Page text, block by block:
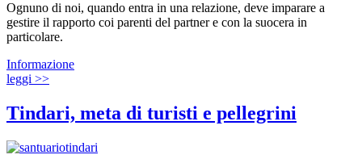
Ognuno di noi, quando entra in una relazione, deve imparare a
gestire il rapporto coi parenti del partner e con la suocera in
particolare.
Informazione
leggi >>
Tindari, meta di turisti e pellegrini